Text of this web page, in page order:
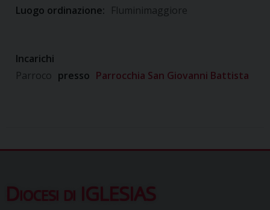
Luogo ordinazione: Fluminimaggiore
Incarichi
Parroco presso Parrocchia San Giovanni Battista
Diocesi di IGLESIAS